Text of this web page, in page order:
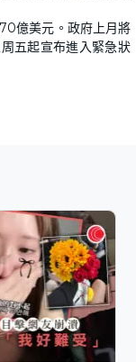
億美元。政府上月將
五起宣布進入緊急狀